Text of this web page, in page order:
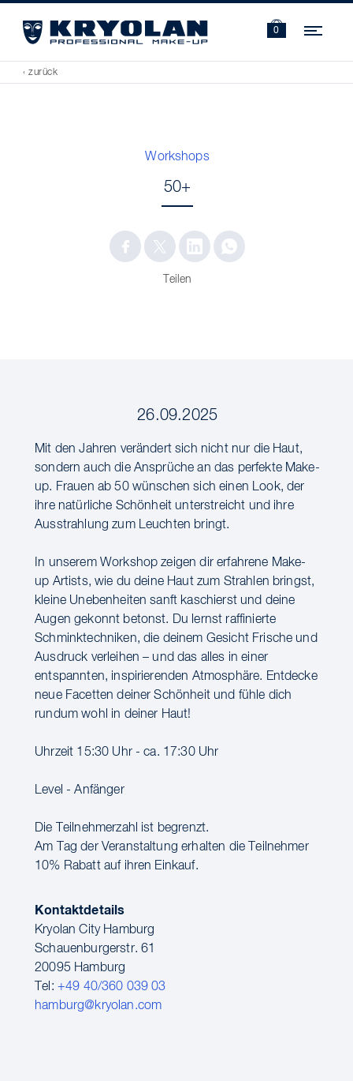
0
‹ zurück
Workshops
50+
Teilen
26.09.2025
Mit den Jahren verändert sich nicht nur die Haut,
sondern auch die Ansprüche an das perfekte Make-
up. Frauen ab 50 wünschen sich einen Look, der
ihre natürliche Schönheit unterstreicht und ihre
Ausstrahlung zum Leuchten bringt.
In unserem Workshop zeigen dir erfahrene Make-
up Artists, wie du deine Haut zum Strahlen bringst,
kleine Unebenheiten sanft kaschierst und deine
Augen gekonnt betonst. Du lernst raffinierte
Schminktechniken, die deinem Gesicht Frische und
Ausdruck verleihen – und das alles in einer
entspannten, inspirierenden Atmosphäre. Entdecke
neue Facetten deiner Schönheit und fühle dich
rundum wohl in deiner Haut!
Uhrzeit 15:30 Uhr - ca. 17:30 Uhr
Level - Anfänger
Die Teilnehmerzahl ist begrenzt.
Am Tag der Veranstaltung erhalten die Teilnehmer
10% Rabatt auf ihren Einkauf.
Kontaktdetails
Kryolan City Hamburg
Schauenburgerstr. 61
20095 Hamburg
Tel: +49 40/360 039 03
hamburg@kryolan.com